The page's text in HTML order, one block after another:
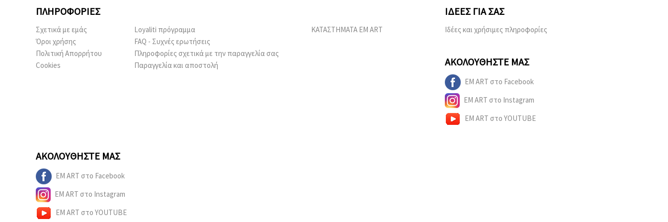
ΠΛΗΡΟΦΟΡΊΕΣ
Σχετικά με εμάς
Όροι χρήσης
Πολιτική Απορρήτου
Cookies
Loyaliti πρόγραμμα
FAQ - Συχνές ερωτήσεις
Πληροφορίες σχετικά με την παραγγελία σας
Παραγγελία και αποστολή
ΚΑΤΑΣΤΗΜΑΤΑ EM ART
ΙΔΈΕΣ ΓΙΑ ΣΑΣ
Ιδέες και χρήσιμες πληροφορίες
ΑΚΟΛΟΥΘΉΣΤΕ ΜΑΣ
EM ART στο Facebook
EM ART στο Instagram
EM ART στο YOUTUBE
ΑΚΟΛΟΥΘΉΣΤΕ ΜΑΣ
EM ART στο Facebook
EM ART στο Instagram
EM ART στο YOUTUBE